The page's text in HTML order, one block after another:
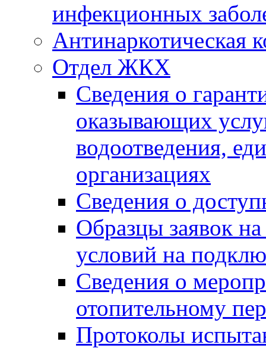
инфекционных
Антинаркотическая
Отдел ЖКХ
Сведения о
оказывающих
водоотведения,
организациях
Сведения о
Образцы заявок
условий на
Сведения о
отопительному
Протоколы